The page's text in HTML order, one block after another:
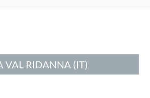
VAL RIDANNA (IT)